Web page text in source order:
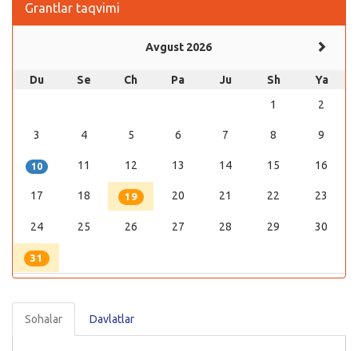
Grantlar taqvimi
Avgust 2026
Du Se Ch Pa Ju Sh
Ya
1
2
3 4 5 6 7 8 9
10 11 12 13 14 15 16
17 18 19 20 21 22 23
24 25 26 27 28 29 30
31
Sohalar Davlatlar